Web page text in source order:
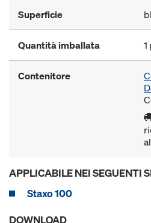
Superficie
Quantità imballata 1
Contenitore
APPLICABILE NEI SEGUENTI
Staxo 100
DOWNLOAD